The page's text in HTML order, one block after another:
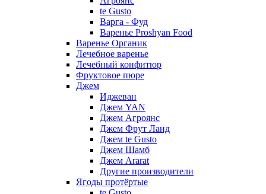
te Gusto
Варга - Фуд
Варенье Proshyan Food
Варенье Органик
Лечебное варенье
Лечебный конфитюр
Фруктовое пюре
Джем
Иджеван
Джем YAN
Джем Агроянс
Джем Фрут Ланд
Джем te Gusto
Джем Шамб
Джем Ararat
Другие производители
Ягоды протёртые